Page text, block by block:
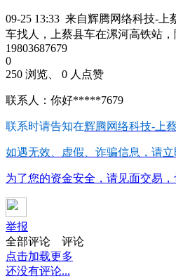
09-25 13:33 来自辉腾网络科技-上
车找人，上蔡县车在漯河高铁站
19803687679
0
250 浏览、 0 人点赞
联系人：你好*****7679
联系时请告知在辉腾网络科技-上
如遇无效、虚假、诈骗信息，请立
为了您的资金安全，请见面交易
举报
全部评论
评论
点击加载更多
还没有评论...